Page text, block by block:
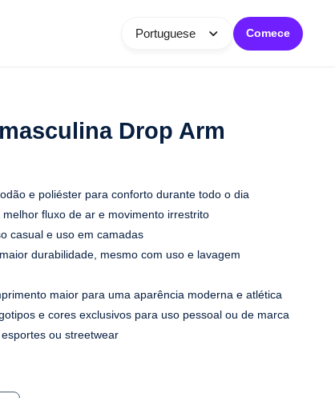
Portuguese Comece
Drop Arm
e poliéster para conforto durante todo o dia
fluxo de ar e movimento irrestrito
casual e uso em camadas
durabilidade, mesmo com uso e lavagem
maior para uma aparência moderna e atlética
e cores exclusivos para uso pessoal ou de marca
ou streetwear